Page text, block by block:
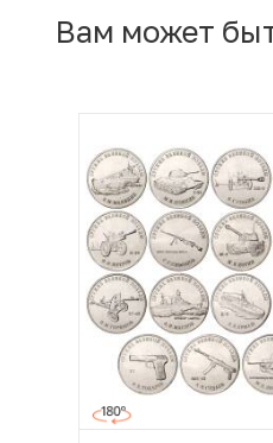
Вам может